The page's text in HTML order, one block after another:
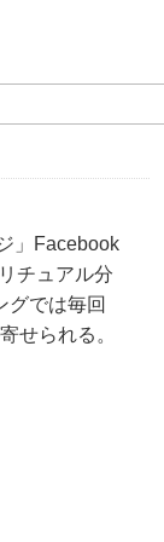
」Facebook
チュアル分
グでは毎回
せられる。